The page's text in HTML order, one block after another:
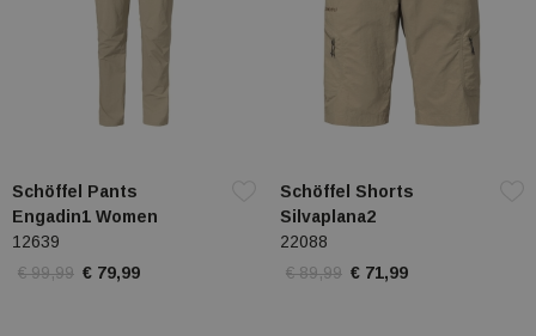
Schöffel Pants
Engadin1 Women
12639
€ 99,99 € 79,99
Schöffel Shorts
Silvaplana2
22088
€ 89,99 € 71,99